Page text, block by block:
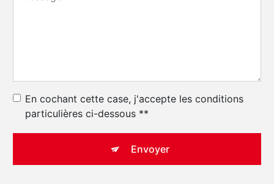
En cochant cette case, j'accepte les conditions
particulières ci-dessous **
Envoyer